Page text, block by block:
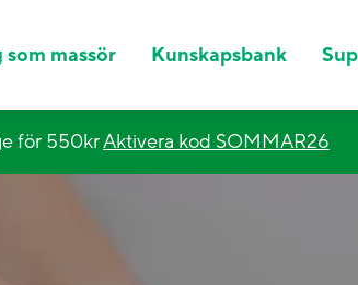
som massör Kunskapsbank
för 550krAktivera kod SOMMAR26